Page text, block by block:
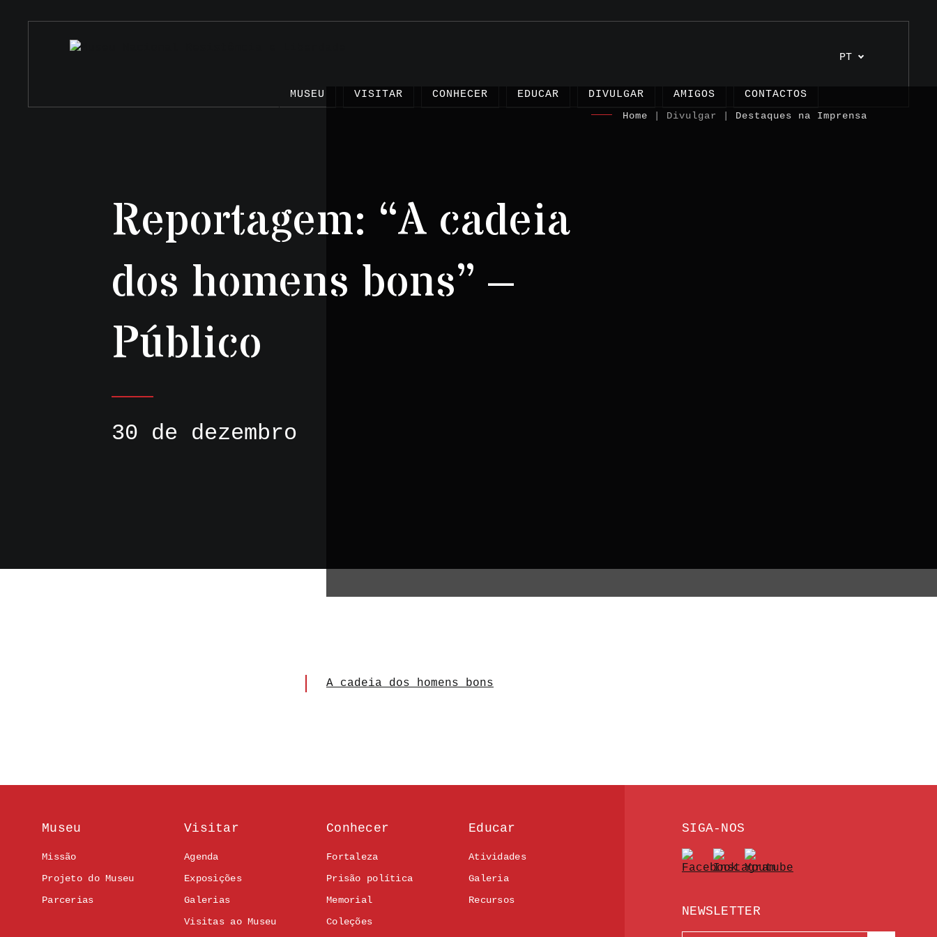
PT
MUSEU VISITAR CONHECER EDUCAR DIVULGAR AMIGOS CONTACTOS
Reportagem: “A cadeia
dos homens bons” –
Público
30 de dezembro
Home | Divulgar | Destaques na Imprensa
A cadeia dos homens bons
Museu
Missão
Projeto do Museu
Parcerias
Visitar
Agenda
Exposições
Galerias
Visitas ao Museu
Conhecer
Fortaleza
Prisão política
Memorial
Coleções
Educar
Atividades
Galeria
Recursos
SIGA-NOS
NEWSLETTER